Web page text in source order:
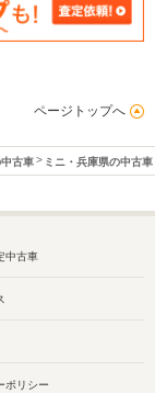
ページトップへ
中古車 ミニ・兵庫県の中古車
中古車
ポリシー